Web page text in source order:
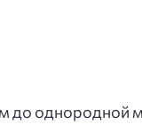
до однородной